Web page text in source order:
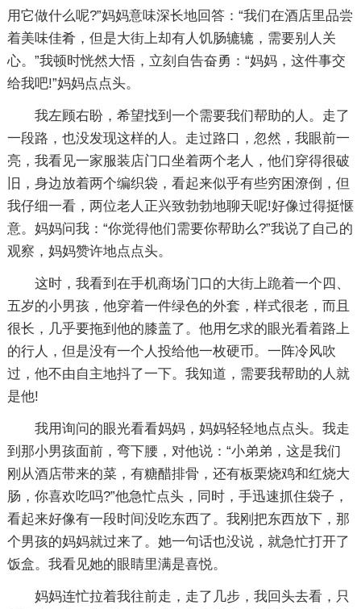
用它做什么呢?”妈妈意味深长地回答：“我们在酒店里品尝
着美味佳肴，但是大街上却有人饥肠辘辘，需要别人关
心。”我顿时恍然大悟，立刻自告奋勇：“妈妈，这件事交
给我吧!”妈妈点点头。
我左顾右盼，希望找到一个需要我们帮助的人。走了
一段路，也没发现这样的人。走过路口，忽然，我眼前一
亮，我看见一家服装店门口坐着两个老人，他们穿得很破
旧，身边放着两个编织袋，看起来似乎有些穷困潦倒，但
我仔细一看，两位老人正兴致勃勃地聊天呢!好像过得挺惬
意。妈妈问我：“你觉得他们需要你帮助么?”我说了自己的
观察，妈妈赞许地点点头。
这时，我看到在手机商场门口的大街上跪着一个四、
五岁的小男孩，他穿着一件绿色的外套，样式很老，而且
很长，几乎要拖到他的膝盖了。他用乞求的眼光看着路上
的行人，但是没有一个人投给他一枚硬币。一阵冷风吹
过，他不由自主地抖了一下。我知道，需要我帮助的人就
是他!
我用询问的眼光看看妈妈，妈妈轻轻地点点头。我走
到那小男孩面前，弯下腰，对他说：“小弟弟，这是我们
刚从酒店带来的菜，有糖醋排骨，还有板栗烧鸡和红烧大
肠，你喜欢吃吗?”他急忙点头，同时，手迅速抓住袋子，
看起来好像有一段时间没吃东西了。我刚把东西放下，那
个男孩的妈妈就过来了。她一句话也没说，就急忙打开了
饭盒。我看见她的眼睛里满是喜悦。
妈妈连忙拉着我往前走，走了几步，我回头去看，只